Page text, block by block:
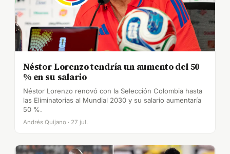
Néstor Lorenzo tendría un aumento del 50
% en su salario
Néstor Lorenzo renovó con la Selección Colombia hasta
las Eliminatorias al Mundial 2030 y su salario aumentaría
50 %.
Andrés Quijano · 27 jul.